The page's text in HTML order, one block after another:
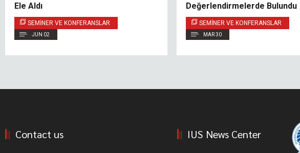
Ele Aldı
SEMINER VE KONFERANSLAR
JUN 02
Değerlendirmelerde Bulundu
SEMINER VE KONFERANSLAR
MAR 30
Contact us IUS News Center